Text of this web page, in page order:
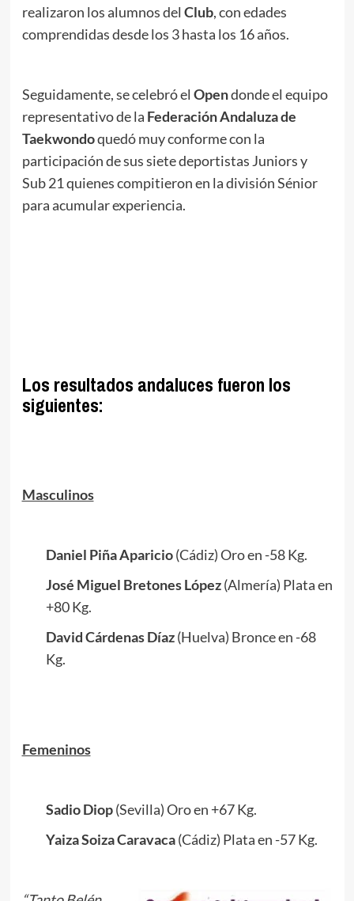
realizaron los alumnos del Club, con edades
comprendidas desde los 3 hasta los 16 años.
Seguidamente, se celebró el Opendonde el equipo
representativo de la Federación Andaluza de
Taekwondoquedó muy conforme con la
participación de sus siete deportistas Juniors y
Sub 21 quienes compitieron en la división Sénior
para acumular experiencia.
Los resultados andaluces fueron los
siguientes:
Masculinos
Daniel Piña Aparicio(Cádiz) Oro en -58 Kg.
José Miguel Bretones López(Almería) Plata en
+80 Kg.
David Cárdenas Díaz(Huelva) Bronce en -68
Kg.
Femeninos
Sadio Diop(Sevilla) Oro en +67 Kg.
Yaiza Soiza Caravaca(Cádiz) Plata en -57 Kg.